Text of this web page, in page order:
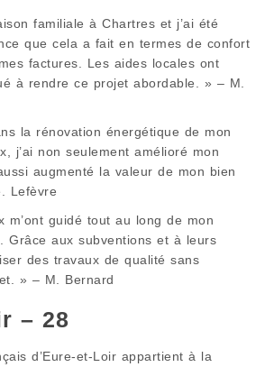
familiale à Chartres et j’ai été
que cela a fait en termes de confort
factures. Les aides locales ont
à rendre ce projet abordable. » – M.
la rénovation énergétique de mon
j’ai non seulement amélioré mon
augmenté la valeur de mon bien
Lefèvre
m’ont guidé tout au long de mon
Grâce aux subventions et à leurs
des travaux de qualité sans
» – M. Bernard
– 28
d’Eure-et-Loir appartient à la